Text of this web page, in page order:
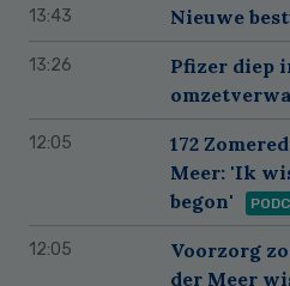
13:43 Nieuwe
13:26
Pfizer diep
12:05
172
Meer: 'Ik
begon'
12:05
Voorzorg
der Meer